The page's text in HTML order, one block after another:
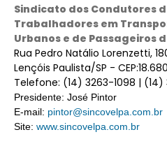
Sindicato dos Condutores
Trabalhadores em
Urbanos e de Passageiros
Rua Pedro Natálio Lorenzetti,
Lençóis Paulista/SP -
Telefone: (14) 3263-1098 |
Presidente: José Pintor
E-mail: pintor@sincovelpa.com.br
Site: www.sincovelpa.com.br